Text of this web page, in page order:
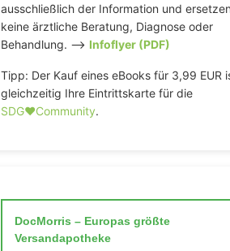
ausschließlich der Information und ersetzen
keine ärztliche Beratung, Diagnose oder
Behandlung. –> Infoflyer (PDF)
Tipp: Der Kauf eines eBooks für 3,99 EUR
gleichzeitig Ihre Eintrittskarte für die
SDG♥️Community.
DocMorris – Europas größte
Versandapotheke